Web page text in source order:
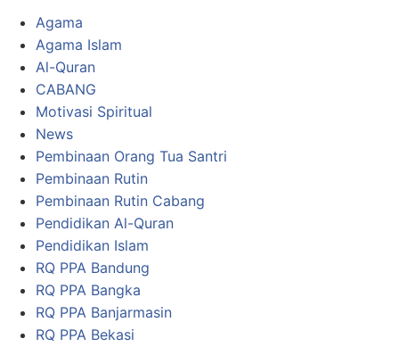
Agama
Agama Islam
Al-Quran
CABANG
Motivasi Spiritual
News
Pembinaan Orang Tua Santri
Pembinaan Rutin
Pembinaan Rutin Cabang
Pendidikan Al-Quran
Pendidikan Islam
RQ PPA Bandung
RQ PPA Bangka
RQ PPA Banjarmasin
RQ PPA Bekasi